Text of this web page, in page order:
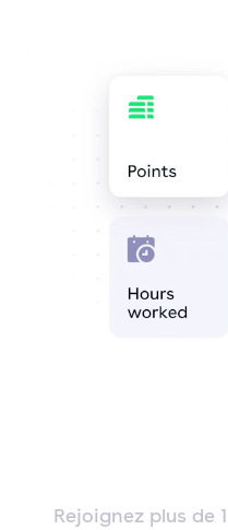
Rejoignez plus de